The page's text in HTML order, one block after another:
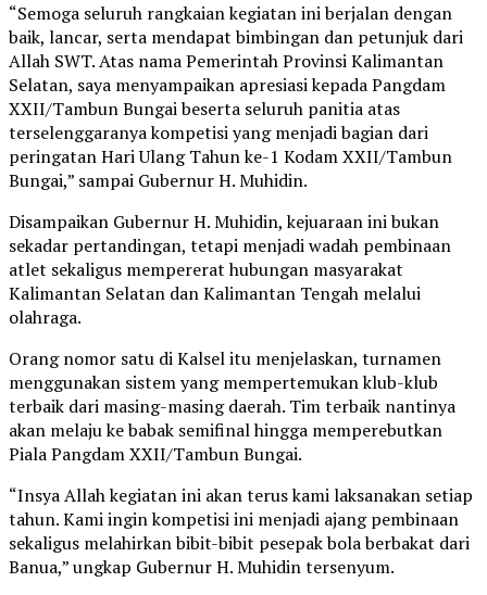
“Semoga seluruh rangkaian kegiatan ini berjalan dengan
baik, lancar, serta mendapat bimbingan dan petunjuk dari
Allah SWT. Atas nama Pemerintah Provinsi Kalimantan
Selatan, saya menyampaikan apresiasi kepada Pangdam
XXII/Tambun Bungai beserta seluruh panitia atas
terselenggaranya kompetisi yang menjadi bagian dari
peringatan Hari Ulang Tahun ke-1 Kodam XXII/Tambun
Bungai,” sampai Gubernur H. Muhidin.
Disampaikan Gubernur H. Muhidin, kejuaraan ini bukan
sekadar pertandingan, tetapi menjadi wadah pembinaan
atlet sekaligus mempererat hubungan masyarakat
Kalimantan Selatan dan Kalimantan Tengah melalui
olahraga.
Orang nomor satu di Kalsel itu menjelaskan, turnamen
menggunakan sistem yang mempertemukan klub-klub
terbaik dari masing-masing daerah. Tim terbaik nantinya
akan melaju ke babak semifinal hingga memperebutkan
Piala Pangdam XXII/Tambun Bungai.
“Insya Allah kegiatan ini akan terus kami laksanakan setiap
tahun. Kami ingin kompetisi ini menjadi ajang pembinaan
sekaligus melahirkan bibit-bibit pesepak bola berbakat dari
Banua,” ungkap Gubernur H. Muhidin tersenyum.